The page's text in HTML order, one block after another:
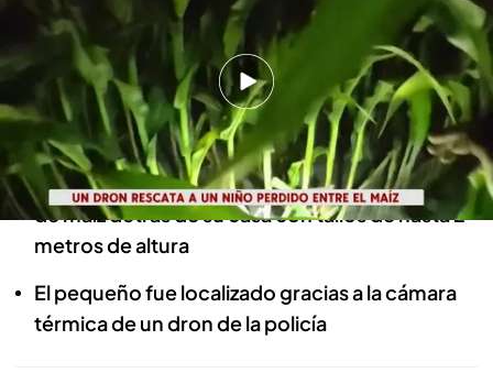
Redacción digital Noticias Cuatro
06 SEP 2024 - 18:39h.
Un niño de tres años se perdió en un inmenso
campo de maíz en Wisconsin
El pequeño se había escondido en este campo
de maíz detrás de su casa con tallos de hasta 2
metros de altura
El pequeño fue localizado gracias a la cámara
térmica de un dron de la policía